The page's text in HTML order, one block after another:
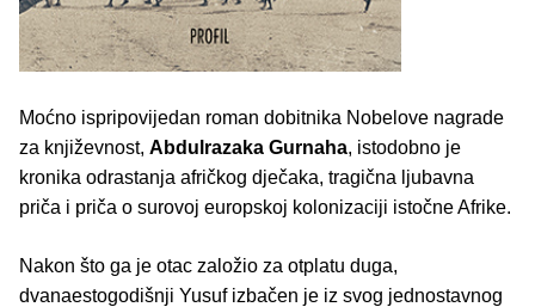
Moćno ispripovijedan roman dobitnika Nobelove nagrade
za književnost, Abdulrazaka Gurnaha, istodobno je
kronika odrastanja afričkog dječaka, tragična ljubavna
priča i priča o surovoj europskoj kolonizaciji istočne Afrike.
Nakon što ga je otac založio za otplatu duga,
dvanaestogodišnji Yusuf izbačen je iz svog jednostavnog